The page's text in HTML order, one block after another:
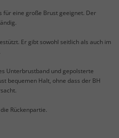
für eine große Brust geeignet. Der
Er gibt sowohl seitlich als auch im
Unterbrustband und gepolsterte
bequemen Halt, ohne dass der BH
Rückenpartie.